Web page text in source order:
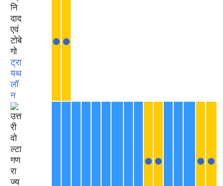
ट्रा
यथ
लॉ
न
● ●
● ● ● ●